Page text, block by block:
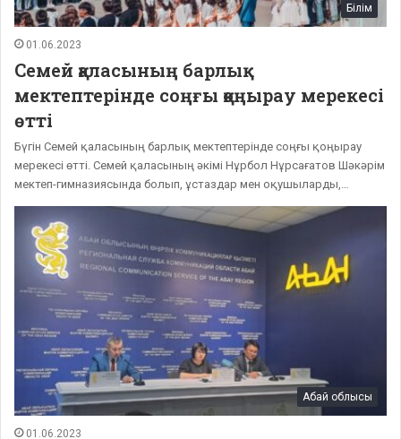
Білім
01.06.2023
Семей қаласының барлық
мектептерінде соңғы қоңырау мерекесі
өтті
Бүгін Семей қаласының барлық мектептерінде соңғы қоңырау
мерекесі өтті. Семей қаласының әкімі Нұрбол Нұрсағатов Шәкәрім
мектеп-гимназиясында болып, ұстаздар мен оқушыларды,…
Абай облысы
01.06.2023